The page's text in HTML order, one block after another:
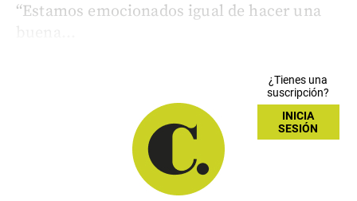
“Estamos emocionados igual de hacer una
buena...
¿Tienes una
suscripción?
INICIA
SESIÓN